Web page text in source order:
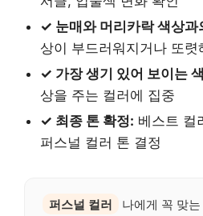
✓ 눈매와 머리카락 색상과
상이 부드러워지거나 또렷
✓ 가장 생기 있어 보이는
상을 주는 컬러에 집중
✓ 최종 톤 확정: 베스트 컬
퍼스널 컬러 톤 결정
퍼스널 컬러
나에게 꼭 맞